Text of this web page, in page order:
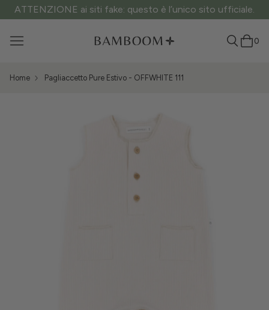
Spedizione gratuita sopra i 60€ di spesa!
0
Home Pagliaccetto Pure Estivo - OFFWHITE 111